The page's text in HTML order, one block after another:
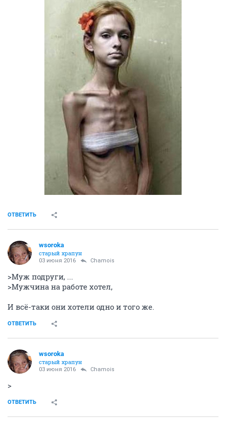
ОТВЕТИТЬ
wsoroka
старый храпун
03 июня 2016 Chamois
>Муж подруги, ...
>Мужчина на работе хотел,
И всё-таки они хотели одно и того же.
ОТВЕТИТЬ
wsoroka
старый храпун
03 июня 2016 Chamois
>
ОТВЕТИТЬ